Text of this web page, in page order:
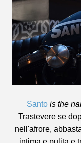
Santo is the
Trastevere se
nell'afrore,